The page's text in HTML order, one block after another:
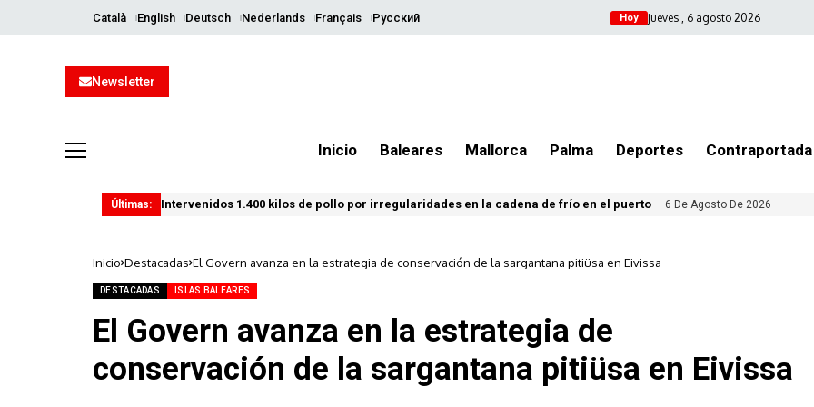
Català English Deutsch Nederlands Français Русский Hoy jueves , 6 agosto 2026
Newsletter
Inicio Baleares Mallorca Palma Deportes Contraportada
Últimas: Intervenidos 1.400 kilos de pollo por irregularidades en la cadena de frío en el puerto 6 De Agosto De 2026
Inicio Destacadas El Govern avanza en la estrategia de conservación de la sargantana pitiüsa en Eivissa
DESTACADAS ISLAS BALEARES
El Govern avanza en la estrategia de
conservación de la sargantana pitiüsa en Eivissa